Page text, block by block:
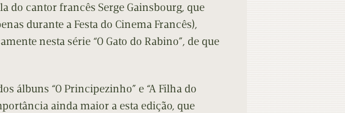
do cantor francês Serge Gainsbourg, que
durante a Festa do Cinema Francês),
nesta série “O Gato do Rabino”, de que
álbuns “O Principezinho” e “A Filha do
ainda maior a esta edição, que